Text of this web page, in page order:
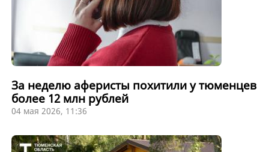
За неделю аферисты похитили у тюменцев
более 12 млн рублей
04 мая 2026, 11:36